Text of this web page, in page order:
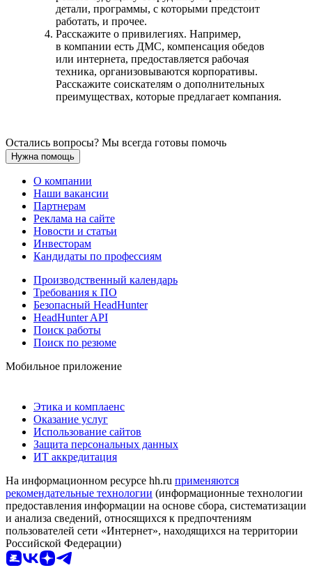
детали, программы, с которыми предстоит
работать, и прочее.
Расскажите о привилегиях. Например,
в компании есть ДМС, компенсация обедов
или интернета, предоставляется рабочая
техника, организовываются корпоративы.
Расскажите соискателям о дополнительных
преимуществах, которые предлагает компания.
Остались вопросы? Мы всегда готовы помочь
Нужна помощь
О компании
Наши вакансии
Партнерам
Реклама на сайте
Новости и статьи
Инвесторам
Кандидаты по профессиям
Производственный календарь
Требования к ПО
Безопасный HeadHunter
HeadHunter API
Поиск работы
Поиск по резюме
Мобильное приложение
Этика и комплаенс
Оказание услуг
Использование сайтов
Защита персональных данных
ИТ аккредитация
На информационном ресурсе hh.ru применяются
рекомендательные технологии (информационные технологии
предоставления информации на основе сбора, систематизации
и анализа сведений, относящихся к предпочтениям
пользователей сети «Интернет», находящихся на территории
Российской Федерации)